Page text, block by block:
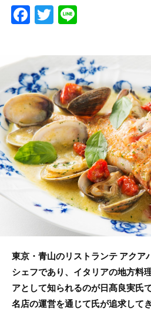
F
a
c
e
b
o
o
k
T
w
itt
er
e
東京・青山のリストランテ アクア
シェフであり、イタリアの地方料
アとして知られるのが日髙良実氏
名店の運営を通じて氏が追求して